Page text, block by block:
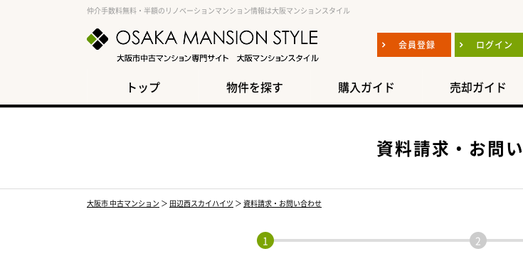
仲介手数料無料・半額のリノベーションマンション情報は大阪マンションスタイル
会員登録 ログイン
トップ 物件を探す 購入ガイド 売却ガイド
資料請求・お問
大阪市 中古マンション ＞ 田辺西スカイハイツ ＞ 資料請求・お問い合わせ